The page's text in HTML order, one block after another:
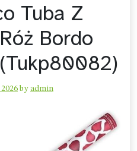
Tuba Z
Bordo
by admin